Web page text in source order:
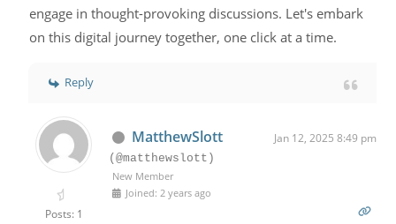
engage in thought-provoking discussions. Let's embark
on this digital journey together, one click at a time.
Reply
Posts: 1
MatthewSlott Jan 12, 2025 8:49 pm
(@matthewslott)
New Member
Joined: 2 years ago